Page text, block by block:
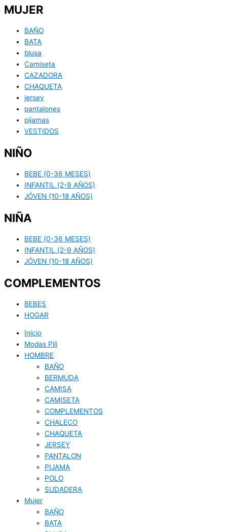
MUJER
BAÑO
BATA
blusa
Camiseta
CAZADORA
CHAQUETA
jersey
pantalones
pijamas
VESTIDOS
NIÑO
BEBE (0-36 MESES)
INFANTIL (2-9 AÑOS)
JÓVEN (10-18 AÑOS)
NIÑA
BEBE (0-36 MESES)
INFANTIL (2-9 AÑOS)
JÓVEN (10-18 AÑOS)
COMPLEMENTOS
BEBES
HOGAR
Inicio
Modas Pili
HOMBRE
BAÑO
BERMUDA
CAMISA
CAMISETA
COMPLEMENTOS
CHALECO
CHAQUETA
JERSEY
PANTALON
PIJAMA
POLO
SUDADERA
Mujer
BAÑO
BATA